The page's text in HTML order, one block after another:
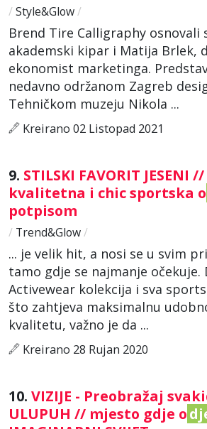
/ Style&Glow/
Brend Tire Calligraphy osnovali
akademski kipar i Matija Brlek,
ekonomist marketinga.
nedavno održanom Zagreb
Tehničkom muzeju Nikola ...
Kreirano 02 Listopad 2021
9. STILSKI FAVORIT JESENI
kvalitetna i chic sportska o
potpisom
/ Trend&Glow/
... je velik hit, a nosi se u svim
tamo gdje se najmanje očekuje.
Activewear kolekcija i sva
što zahtjeva maksimalnu
kvalitetu, važno je da ...
Kreirano 28 Rujan 2020
10. VIZIJE - Preobražaj
ULUPUH // mjesto gdje o